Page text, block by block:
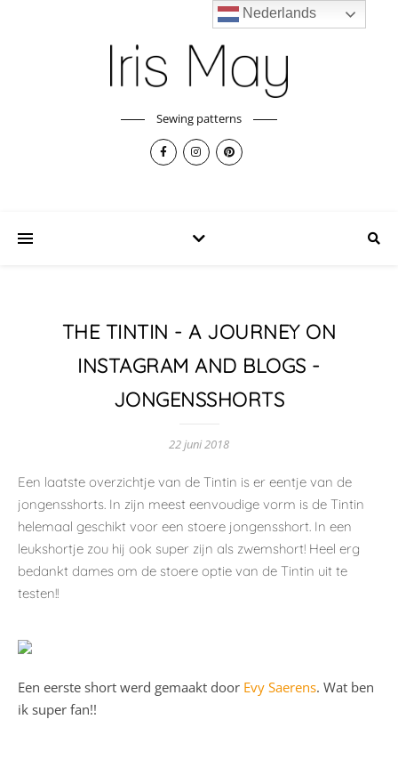
Sewing patterns
THE TINTIN - A JOURNEY ON
INSTAGRAM AND BLOGS -
JONGENSSHORTS
22 juni 2018
Een laatste overzichtje van de Tintin is er eentje van de
jongensshorts. In zijn meest eenvoudige vorm is de Tintin
helemaal geschikt voor een stoere jongensshort. In een
leukshortje zou hij ook super zijn als zwemshort! Heel erg
bedankt dames om de stoere optie van de Tintin uit te
testen!!
Een eerste short werd gemaakt door Evy Saerens. Wat ben
ik super fan!!
Nederlands